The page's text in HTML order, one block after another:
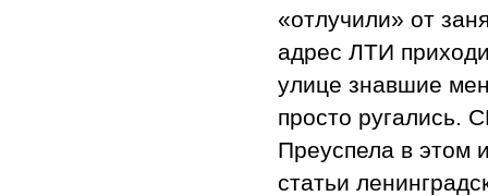
«отлучили» от
адрес ЛТИ
улице знавшие
просто ругались.
Преуспела в этом
статьи